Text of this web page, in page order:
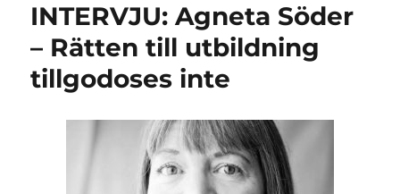
INTERVJU: Agneta Söder
– Rätten till utbildning
tillgodoses inte